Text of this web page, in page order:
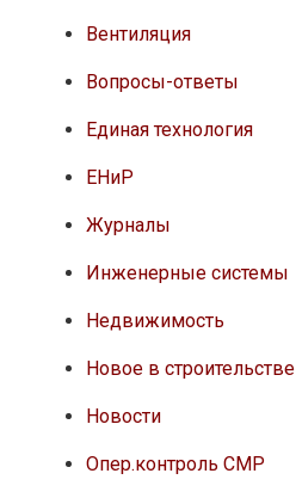
Вентиляция
Вопросы-ответы
Единая технология
ЕНиР
Журналы
Инженерные системы
Недвижимость
Новое в строительстве
Новости
Опер.контроль СМР